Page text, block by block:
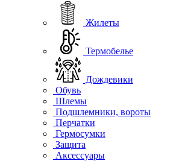
Жилеты
Термобелье
Дождевики
Обувь
Шлемы
Подшлемники, вороты
Перчатки
Гермосумки
Защита
Аксессуары